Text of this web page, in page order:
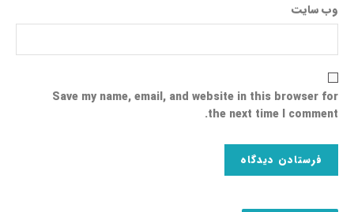
وب‌ سایت
Save my name, email, and website in this browser for
the next time I comment.